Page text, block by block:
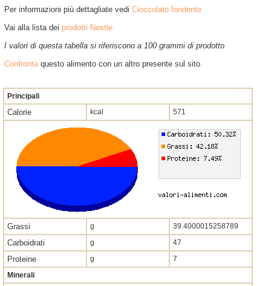
Per informazioni più dettagliate vedi Cioccolato fondente
Vai alla lista dei prodotti Nestle
I valori di questa tabella si riferiscono a 100 grammi di prodotto
Confrontaquesto alimento con un altro presente sul sito
Principali
Calorie kcal 571
Grassi g 39.4000015258789
Carboidrati g 47
Proteine g
7
Minerali